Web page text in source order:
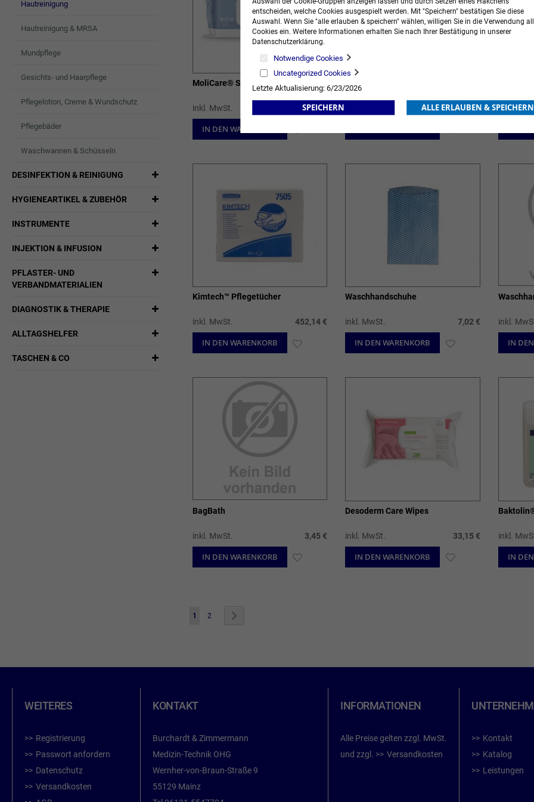
MoliCare® Skin
inkl. MwSt. 85,82 €
IN DEN WARENKORB
Ab55,95 €
Scott®
inkl. MwSt.
IN
Kimtech™ Pflegetücher
inkl. MwSt. 452,14 €
IN DEN WARENKORB
Waschhandschuhe
inkl. MwSt. 7,02 €
IN DEN WARENKORB ZUR
inkl.
IN
BagBath
inkl. MwSt. 3,45 €
IN DEN WARENKORB
Desoderm Care Wipes
inkl. MwSt. 33,15 €
IN DEN WARENKORB ZUR
inkl.
IN
Seite
Sie lesen gerade die Seite
1 Seite
2
Hautreinigung
Hautreinigung & MRSA
Mundpflege
Gesichts- und Haarpflege
Pflegelotion, Creme & Wundschutz
Pflegebäder
Waschwannen & Schüsseln
DESINFEKTION & REINIGUNG
HYGIENEARTIKEL & ZUBEHÖR
INSTRUMENTE
INJEKTION & INFUSION
PFLASTER- UND
VERBANDMATERIALIEN
DIAGNOSTIK & THERAPIE
ALLTAGSHELFER
TASCHEN & CO
WEITERES
Registrierung
Passwort anfordern
Datenschutz
Versandkosten
KONTAKT
Burchardt & Zimmermann
Medizin-Technik OHG
Wernher-von-Braun-Straße 9
55129 Mainz
INFORMATIONEN
Alle Preise gelten zzgl. MwSt.
und zzgl.
Versandkosten
Kontakt
Katalog
Leistungen
entscheiden, welche Cookies ausgespielt werden. Mit "Speichern" bestätigen Sie diese
Auswahl. Wenn Sie "alle erlauben & speichern" wählen, willigen Sie in die Verwendung
Cookies ein. Weitere Informationen erhalten Sie nach Ihrer Bestätigung in unserer
Datenschutzerklärung.
Notwendige Cookies
Uncategorized Cookies
Letzte Aktualisierung: 6/23/2026
SPEICHERN ALLE ERLAUBEN & SPEICHERN